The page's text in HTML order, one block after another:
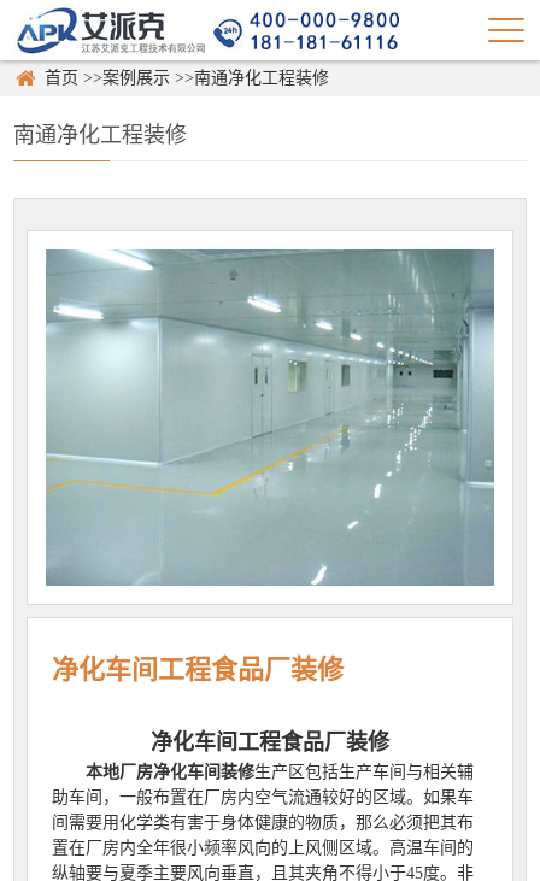
首页 >>案例展示 >>南通净化工程装修
南通净化工程装修
净化车间工程食品厂装修
净化车间工程食品厂装修
本地厂房净化车间装修生产区包括生产车间与相关辅
助车间，一般布置在厂房内空气流通较好的区域。如果车
间需要用化学类有害于身体健康的物质，那么必须把其布
置在厂房内全年很小频率风向的上风侧区域。高温车间的
纵轴要与夏季主要风向垂直，且其夹角不得小于45度。非